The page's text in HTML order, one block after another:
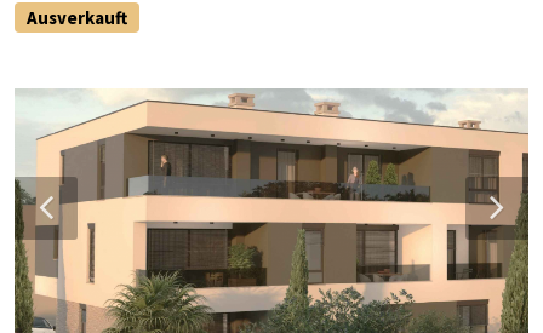
Ausverkauft